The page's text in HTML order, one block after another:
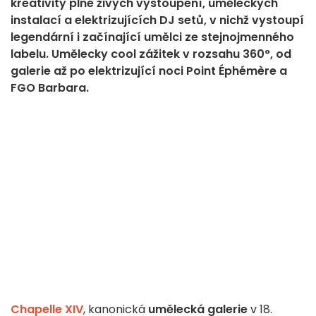
kreativity plné živých vystoupení, uměleckých
instalací a elektrizujících DJ setů, v nichž vystoupí
legendární i začínající umělci ze stejnojmenného
labelu. Umělecky cool zážitek v rozsahu 360°, od
galerie až po elektrizující noci Point Éphémère a
FGO Barbara.
Chapelle XIV, kanonická umělecká galeriev 18.